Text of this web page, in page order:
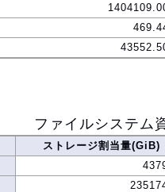
ファイルシステム
ストレージ割当量(GiB)